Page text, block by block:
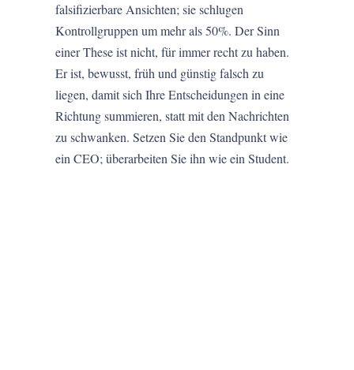
falsifizierbare Ansichten; sie schlugen
Kontrollgruppen um mehr als 50%. Der Sinn
einer These ist nicht, für immer recht zu haben.
Er ist, bewusst, früh und günstig falsch zu
liegen, damit sich Ihre Entscheidungen in eine
Richtung summieren, statt mit den Nachrichten
zu schwanken. Setzen Sie den Standpunkt wie
ein CEO; überarbeiten Sie ihn wie ein Student.